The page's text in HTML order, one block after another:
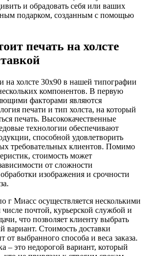
и обрадовать себя или ваших
подарком, созданным с помощью
печать на холсте
на холсте 30х90 в нашей типографии
компонентов. В первую
факторами являются
печати и тип холста, на который
печать. Высококачественные
технологии обеспечивают
способной удовлетворить
требовательных клиентов. Помимо
стоимость может
от сложности
изображения и срочности
г Миасс осуществляется несколькими
почтой, курьерской службой и
что позволяет клиенту выбрать
вариант. Стоимость доставки
от выбранного способа и веса заказа.
– это недорогой вариант, который